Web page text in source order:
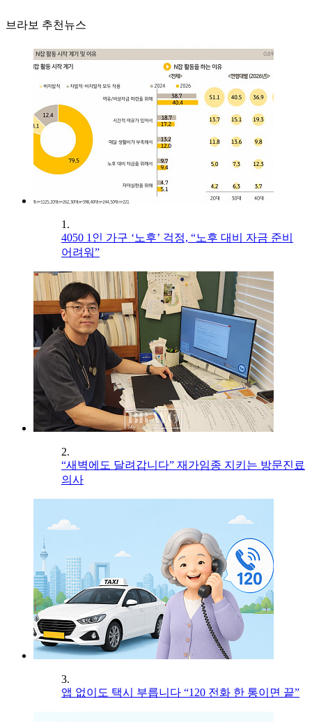
브라보 추천뉴스
1.
4050 1인 가구 ‘노후’ 걱정, “노후 대비 자금 준비
어려워”
2.
“새벽에도 달려갑니다” 재가임종 지키는 방문진료
의사
3.
앱 없이도 택시 부릅니다 “120 전화 한 통이면 끝”